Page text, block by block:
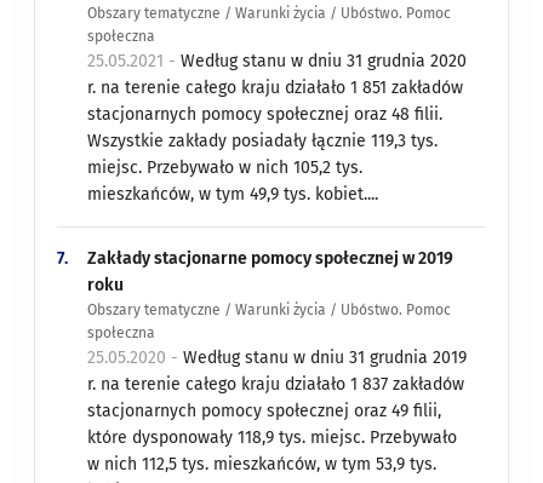
Obszary tematyczne / Warunki życia / Ubóstwo. Pomoc
społeczna
25.05.2021 -Według stanu w dniu 31 grudnia 2020
r. na terenie całego kraju działało 1 851 zakładów
stacjonarnych pomocy społecznej oraz 48 filii.
Wszystkie zakłady posiadały łącznie 119,3 tys.
miejsc. Przebywało w nich 105,2 tys.
mieszkańców, w tym 49,9 tys. kobiet....
7.
Zakłady stacjonarne pomocy społecznej w 2019
roku
Obszary tematyczne / Warunki życia / Ubóstwo. Pomoc
społeczna
25.05.2020 -Według stanu w dniu 31 grudnia 2019
r. na terenie całego kraju działało 1 837 zakładów
stacjonarnych pomocy społecznej oraz 49 filii,
które dysponowały 118,9 tys. miejsc. Przebywało
w nich 112,5 tys. mieszkańców, w tym 53,9 tys.